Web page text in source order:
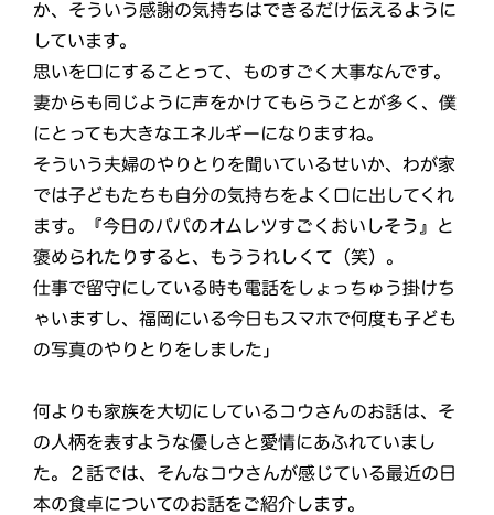
か、そういう感謝の気持ちはできるだけ伝えるように
しています。
思いを口にすることって、ものすごく大事なんです。
妻からも同じように声をかけてもらうことが多く、僕
にとっても大きなエネルギーになりますね。
そういう夫婦のやりとりを聞いているせいか、わが家
では子どもたちも自分の気持ちをよく口に出してくれ
ます。『今日のパパのオムレツすごくおいしそう』と
褒められたりすると、もううれしくて（笑）。
仕事で留守にしている時も電話をしょっちゅう掛けち
ゃいますし、福岡にいる今日もスマホで何度も子ども
の写真のやりとりをしました」
何よりも家族を大切にしているコウさんのお話は、そ
の人柄を表すような優しさと愛情にあふれていまし
た。２話では、そんなコウさんが感じている最近の日
本の食卓についてのお話をご紹介します。